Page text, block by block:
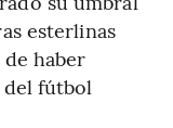
esterlinas
haber
fútbol